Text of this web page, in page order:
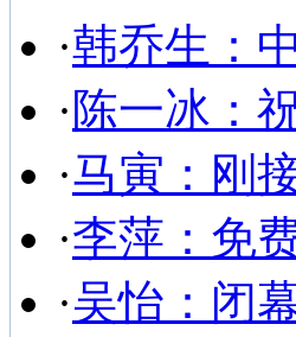
·韩乔生：
·陈一冰：
·马寅：刚
·李萍：免
·吴怡：闭